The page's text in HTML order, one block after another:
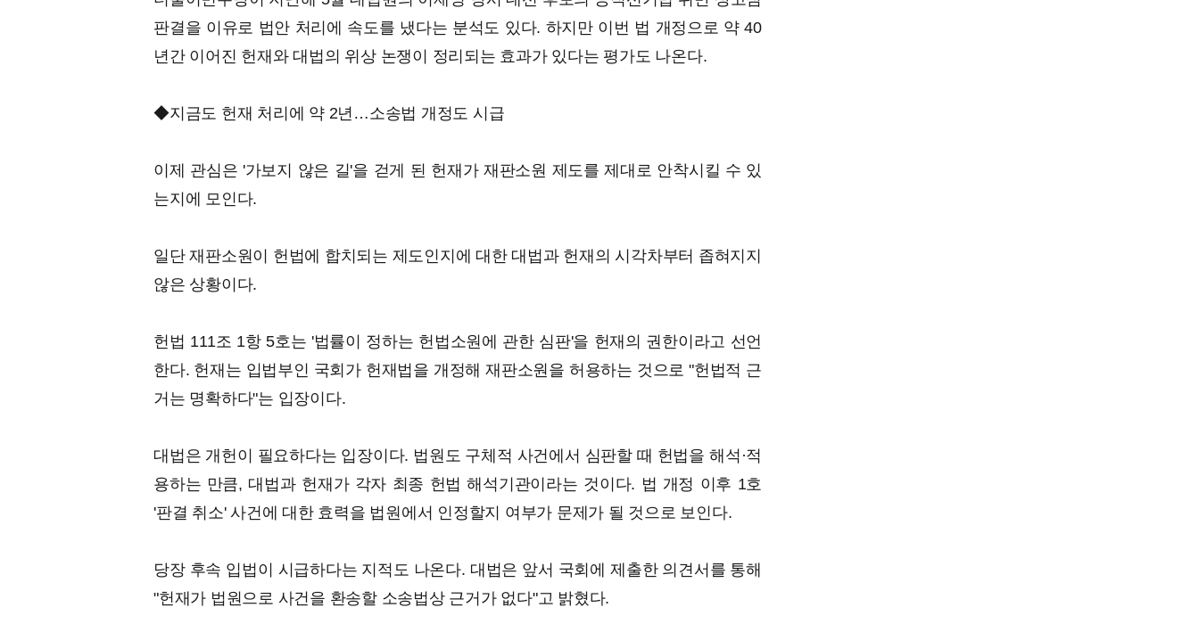
판결을 이유로 법안 처리에 속도를 냈다는 분석도 있다. 하지만 이번 법 개정으로 약 40
년간 이어진 헌재와 대법의 위상 논쟁이 정리되는 효과가 있다는 평가도 나온다.
◆지금도 헌재 처리에 약 2년…소송법 개정도 시급
이제 관심은 '가보지 않은 길'을 걷게 된 헌재가 재판소원 제도를 제대로 안착시킬 수 있
는지에 모인다.
일단 재판소원이 헌법에 합치되는 제도인지에 대한 대법과 헌재의 시각차부터 좁혀지지
않은 상황이다.
헌법 111조 1항 5호는 '법률이 정하는 헌법소원에 관한 심판'을 헌재의 권한이라고 선언
한다. 헌재는 입법부인 국회가 헌재법을 개정해 재판소원을 허용하는 것으로 "헌법적 근
거는 명확하다"는 입장이다.
대법은 개헌이 필요하다는 입장이다. 법원도 구체적 사건에서 심판할 때 헌법을 해석·적
용하는 만큼, 대법과 헌재가 각자 최종 헌법 해석기관이라는 것이다. 법 개정 이후 1호
'판결 취소' 사건에 대한 효력을 법원에서 인정할지 여부가 문제가 될 것으로 보인다.
당장 후속 입법이 시급하다는 지적도 나온다. 대법은 앞서 국회에 제출한 의견서를 통해
"헌재가 법원으로 사건을 환송할 소송법상 근거가 없다"고 밝혔다.